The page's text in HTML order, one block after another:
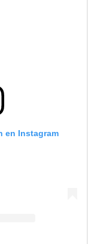
en Instagram